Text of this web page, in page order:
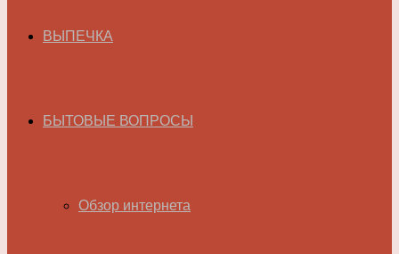
ВЫПЕЧКА
БЫТОВЫЕ ВОПРОСЫ
Обзор интернета